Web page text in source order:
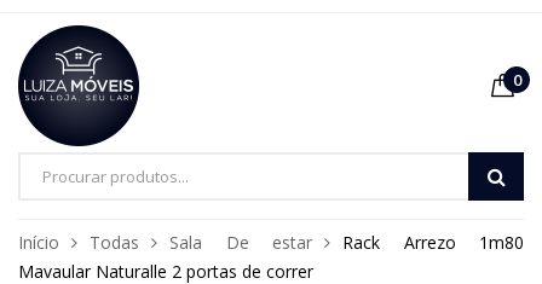
Pesquisa
produtos
0
Início Todas Sala De estar
Rack Arrezo 1m80
Mavaular Naturalle 2 portas de correr